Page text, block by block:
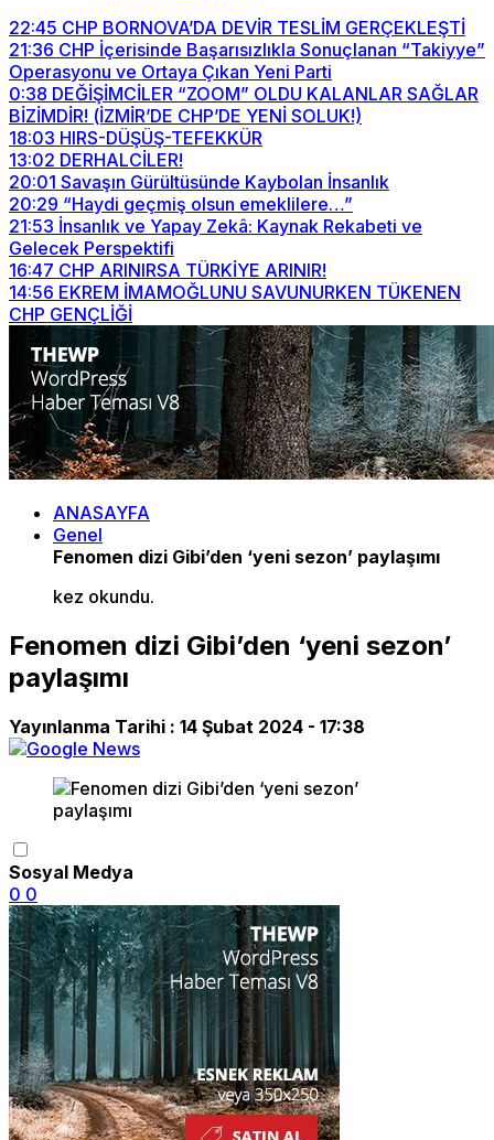
22:45 CHP BORNOVA’DA DEVİR TESLİM GERÇEKLEŞTİ
21:36 CHP İçerisinde Başarısızlıkla Sonuçlanan “Takiyye”
Operasyonu ve Ortaya Çıkan Yeni Parti
0:38 DEĞİŞİMCİLER “ZOOM” OLDU KALANLAR SAĞLAR
BİZİMDİR! (İZMİR’DE CHP’DE YENİ SOLUK!)
18:03 HIRS-DÜŞÜŞ-TEFEKKÜR
13:02 DERHALCİLER!
20:01 Savaşın Gürültüsünde Kaybolan İnsanlık
20:29 “Haydi geçmiş olsun emeklilere…”
21:53 İnsanlık ve Yapay Zekâ: Kaynak Rekabeti ve
Gelecek Perspektifi
16:47 CHP ARINIRSA TÜRKİYE ARINIR!
14:56 EKREM İMAMOĞLUNU SAVUNURKEN TÜKENEN
CHP GENÇLİĞİ
ANASAYFA
Genel
Fenomen dizi Gibi’den ‘yeni sezon’ paylaşımı
kez okundu.
Fenomen dizi Gibi’den ‘yeni sezon’
paylaşımı
Yayınlanma Tarihi : 14 Şubat 2024 - 17:38
Sosyal Medya
0 0